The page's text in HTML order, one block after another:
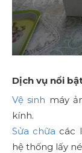
Dịch vụ nổi
Vệ sinh máy
kính.
Sửa chữa các
hệ thống lấy